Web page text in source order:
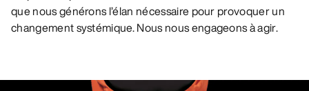
que nous générons l’élan nécessaire pour provoquer un
changement systémique. Nous nous engageons à agir.